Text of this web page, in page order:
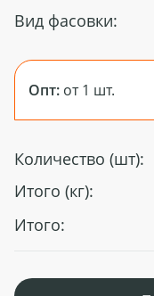
Вид фасовки:
Опт: от 1 шт.
Количество (шт):
Итого (кг):
Итого: